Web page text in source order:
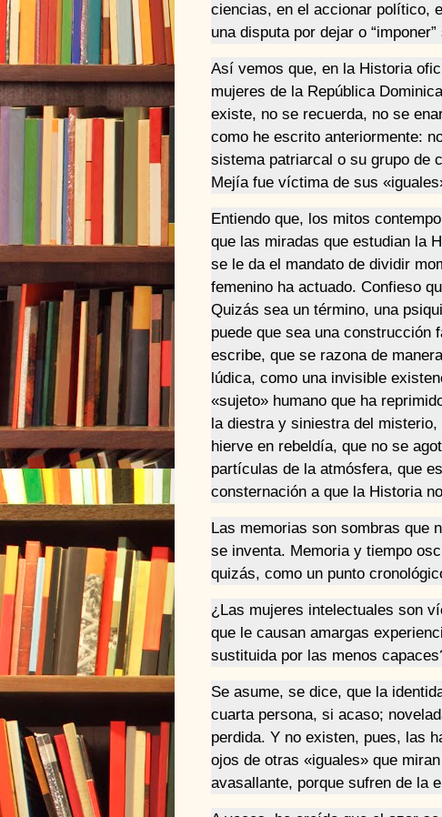
ciencias, en el accionar político,
una disputa por dejar o
Así vemos que, en la Historia
mujeres de la República
existe, no se recuerda, no se
como he escrito anteriormente:
sistema patriarcal o su grupo de
Mejía fue víctima de sus
Entiendo que, los mitos
que las miradas que estudian la
se le da el mandato de dividir
femenino ha actuado. Confieso
Quizás sea un término, una
puede que sea una construcción
escribe, que se razona de
lúdica, como una invisible
«sujeto» humano que ha
la diestra y siniestra del
hierve en rebeldía, que no se
partículas de la atmósfera, que
consternación a que la Historia
Las memorias son sombras que
se inventa. Memoria y tiempo
quizás, como un punto
¿Las mujeres intelectuales son
que le causan amargas
sustituida por las menos
Se asume, se dice, que la
cuarta persona, si acaso;
perdida. Y no existen, pues, las
ojos de otras «iguales» que
avasallante, porque sufren de la